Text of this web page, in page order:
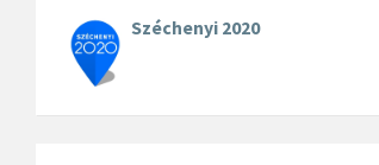
Széchenyi 2020